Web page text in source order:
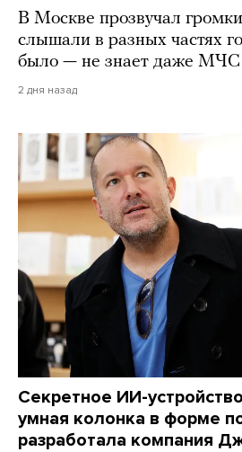
В Москве прозвучал
слышали в разных частях
было — не знает даже МЧС
2 дня назад
Секретное ИИ-
умная колонка в форме
разработала компания